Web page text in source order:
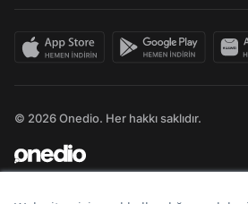
© 2026 Onedio. Her hakkı saklıdır.